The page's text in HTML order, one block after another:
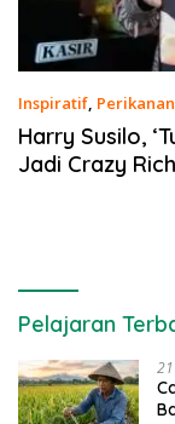
Inspiratif, Perikanan
Harry Susilo,
Jadi Crazy
Pelajaran